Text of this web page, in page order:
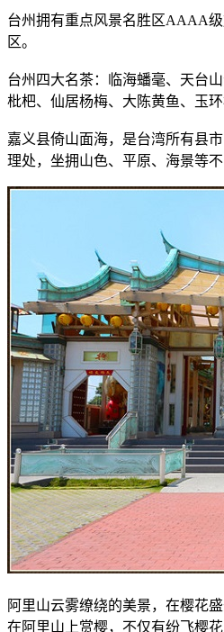
台州拥有重点风景名胜区AAAA
区。
台州四大名茶：临海蟠毫、天台
枇杷、仙居杨梅、大陈黄鱼、玉环
嘉义县倚山面海，是台湾所有县
理处，坐拥山色、平原、海景等不
阿里山云雾缭绕的美景，在樱花
在阿里山上赏樱，不仅有纷飞樱